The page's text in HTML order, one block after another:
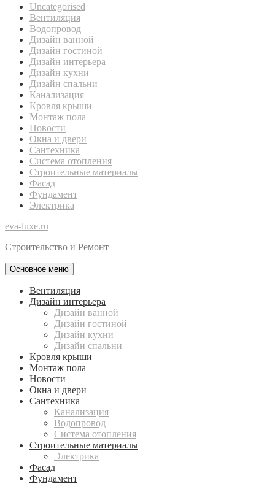
Uncategorised
Вентиляция
Водопровод
Дизайн ванной
Дизайн гостиной
Дизайн интерьера
Дизайн кухни
Дизайн спальни
Канализация
Кровля крыши
Монтаж пола
Новости
Окна и двери
Сантехника
Система отопления
Строительные материалы
Фасад
Фундамент
Электрика
eva-luxe.ru
Строительство и Ремонт
Основное меню
Вентиляция
Дизайн интерьера
Дизайн ванной
Дизайн гостиной
Дизайн кухни
Дизайн спальни
Кровля крыши
Монтаж пола
Новости
Окна и двери
Сантехника
Канализация
Водопровод
Система отопления
Строительные материалы
Электрика
Фасад
Фундамент